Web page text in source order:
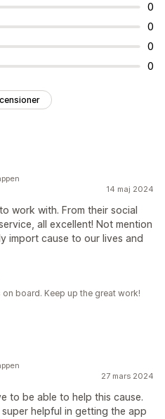
0
0
0
0
14 maj 2024
work with. From their social
all excellent! Not mention
import cause to our lives and
board. Keep up the great work!
27 mars 2024
to be able to help this cause.
helpful in getting the app